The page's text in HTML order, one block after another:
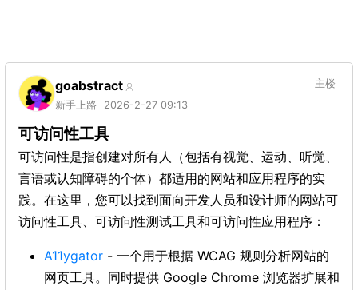
goabstract
新手上路 2026-2-27 09:13
主楼
可访问性工具
可访问性是指创建对所有人（包括有视觉、运动、听觉、
言语或认知障碍的个体）都适用的网站和应用程序的实
践。在这里，您可以找到面向开发人员和设计师的网站可
访问性工具、可访问性测试工具和可访问性应用程序：
A11ygator - 一个用于根据 WCAG 规则分析网站的
网页工具。同时提供 Google Chrome 浏览器扩展和